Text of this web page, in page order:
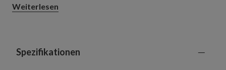
Weiterlesen
Spezifikationen